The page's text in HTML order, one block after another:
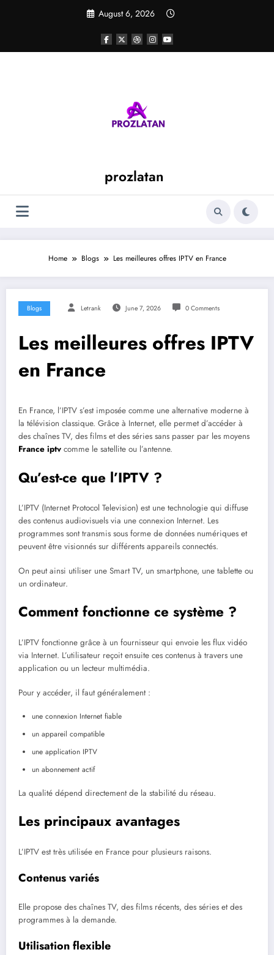
August 6, 2026
prozlatan
Home Blogs Les meilleures offres IPTV en France
Blogs Letrank June 7, 2026 0 Comments
Les meilleures offres IPTV
en France
En France, l’IPTV s’est imposée comme une alternative moderne à
la télévision classique. Grâce à Internet, elle permet d’accéder à
des chaînes TV, des films et des séries sans passer par les moyens
France iptv comme le satellite ou l’antenne.
Qu’est-ce que l’IPTV ?
L’IPTV (Internet Protocol Television) est une technologie qui diffuse
des contenus audiovisuels via une connexion Internet. Les
programmes sont transmis sous forme de données numériques et
peuvent être visionnés sur différents appareils connectés.
On peut ainsi utiliser une Smart TV, un smartphone, une tablette ou
un ordinateur.
Comment fonctionne ce système ?
L’IPTV fonctionne grâce à un fournisseur qui envoie les flux vidéo
via Internet. L’utilisateur reçoit ensuite ces contenus à travers une
application ou un lecteur multimédia.
Pour y accéder, il faut généralement :
une connexion Internet fiable
un appareil compatible
une application IPTV
un abonnement actif
La qualité dépend directement de la stabilité du réseau.
Les principaux avantages
L’IPTV est très utilisée en France pour plusieurs raisons.
Contenus variés
Elle propose des chaînes TV, des films récents, des séries et des
programmes à la demande.
Utilisation flexible